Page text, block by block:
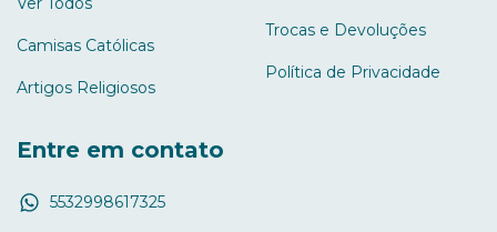
Camisas Católicas
Artigos Religiosos
Trocas e Devoluções
Política de Privacidade
Entre em contato
5532998617325